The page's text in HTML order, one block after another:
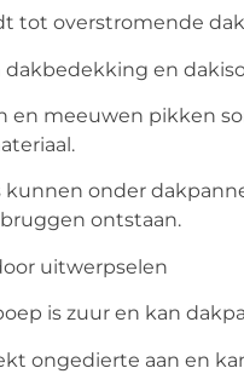
tot overstromende
dakbedekking en
en meeuwen pikken
kunnen onder
ontstaan.
uitwerpselen
is zuur en kan
ongedierte aan en